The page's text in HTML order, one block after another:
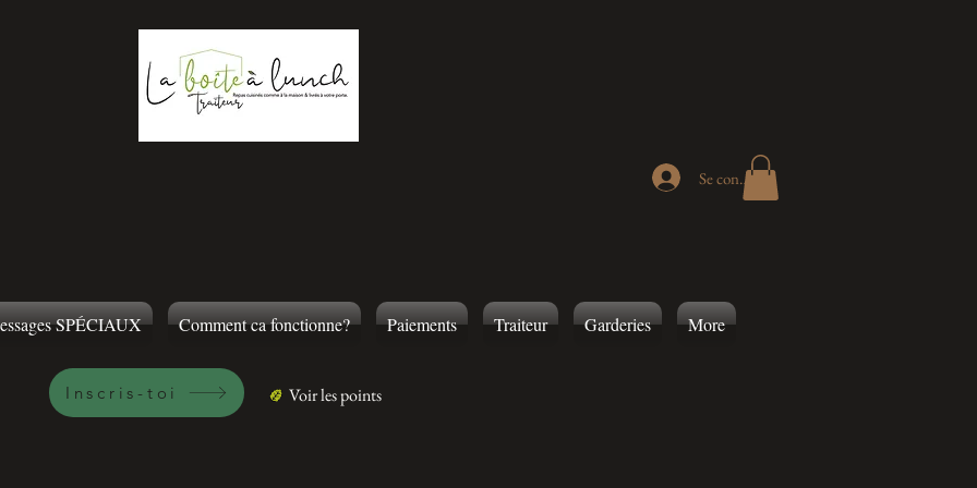
Se connecter
SPÉCIAUX Comment ca fonctionne? Paiements Traiteur Garderies More
Inscris-toi Voir les points